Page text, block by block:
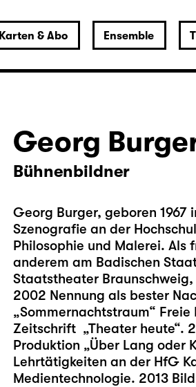
Karten & Abo Ensemble
Georg
Bühnenbildner
Georg Burger, geboren 1967
Szenografie an der
Philosophie und Malerei. Als
anderem am Badischen
Staatstheater
2002 Nennung als bester
„Sommernachtstraum“
Zeitschrift „Theater heute“.
Produktion „Über Lang oder
Lehrtätigkeiten an der HfG
Medientechnologie. 2013